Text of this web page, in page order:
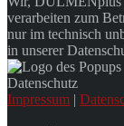
verarbeiten zum
nur im technisch
in unserer
Datenschutz
Impressum |